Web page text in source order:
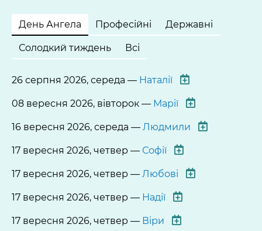
День Ангела Професійні Державні
Солодкий тиждень Всі
26 серпня 2026, середа — Наталії
08 вересня 2026, вівторок — Марії
16 вересня 2026, середа — Людмили
17 вересня 2026, четвер — Софії
17 вересня 2026, четвер — Любові
17 вересня 2026, четвер — Надії
17 вересня 2026, четвер — Віри